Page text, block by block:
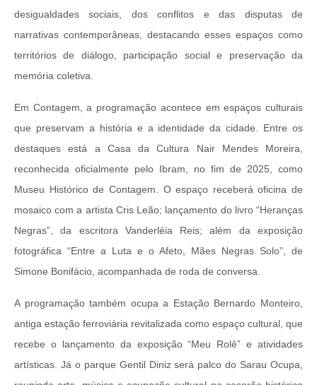
desigualdades sociais, dos conflitos e das disputas de
narrativas contemporâneas, destacando esses espaços como
territórios de diálogo, participação social e preservação da
memória coletiva.
Em Contagem, a programação acontece em espaços culturais
que preservam a história e a identidade da cidade. Entre os
destaques está a Casa da Cultura Nair Mendes Moreira,
reconhecida oficialmente pelo Ibram, no fim de 2025, como
Museu Histórico de Contagem. O espaço receberá oficina de
mosaico com a artista Cris Leão; lançamento do livro “Heranças
Negras”, da escritora Vanderléia Reis; além da exposição
fotográfica “Entre a Luta e o Afeto, Mães Negras Solo”, de
Simone Bonifácio, acompanhada de roda de conversa.
A programação também ocupa a Estação Bernardo Monteiro,
antiga estação ferroviária revitalizada como espaço cultural, que
recebe o lançamento da exposição “Meu Rolê” e atividades
artísticas. Já o parque Gentil Diniz será palco do Sarau Ocupa,